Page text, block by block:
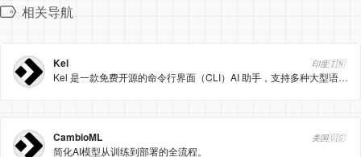
相关导航
Kel 印度🇮🇳
Kel 是一款免费开源的命令行界面（CLI）AI 助手，支持多种大型语言模型（LLM），如 OpenAI、Anthropic 和 Ollama，用户可上传文件与模型交互，自动化任务，增强生产力。
CambioML 美国🇺🇸
简化AI模型从训练到部署的全流程。